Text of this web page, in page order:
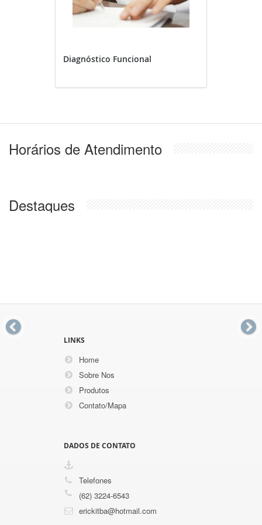
Diagnóstico Funcional
Horários de Atendimento
Destaques
LINKS
Home
Sobre Nos
Produtos
Contato/Mapa
DADOS DE CONTATO
Telefones
(62) 3224-6543
erickitba@hotmail.com